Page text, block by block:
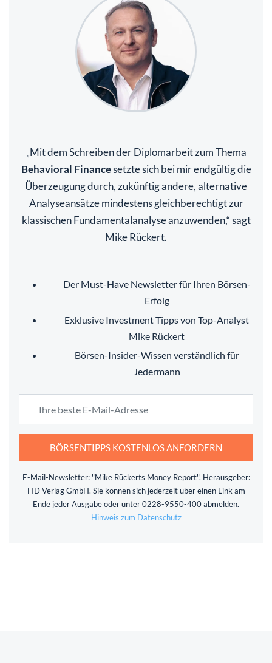
Mit dem Schreiben der Diplomarbeit zum Thema
Behavioral Financesetzte sich bei mir endgültig die
Überzeugung durch, zukünftig andere, alternative
Analyseansätze mindestens gleichberechtigt zur
klassischen Fundamentalanalyse anzuwenden,“ sagt
Mike Rückert.
Der Must-Have Newsletter für Ihren Börsen-
Erfolg
Exklusive Investment Tipps von Top-Analyst
Mike Rückert
Börsen-Insider-Wissen verständlich für
Jedermann
BÖRSENTIPPS KOSTENLOS ANFORDERN
E-Mail-Newsletter: "Mike Rückerts Money Report", Herausgeber:
FID Verlag GmbH. Sie können sich jederzeit über einen Link am
Ende jeder Ausgabe oder unter 0228-9550-400 abmelden.
Hinweis zum Datenschutz